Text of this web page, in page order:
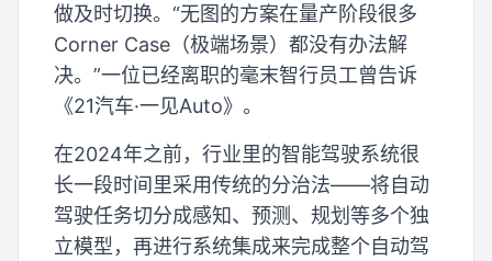
做及时切换。“无图的方案在量产阶段很多
Corner Case（极端场景）都没有办法解
决。”一位已经离职的毫末智行员工曾告诉
《21汽车·一见Auto》。
在2024年之前，行业里的智能驾驶系统很
长一段时间里采用传统的分治法——将自动
驾驶任务切分成感知、预测、规划等多个独
立模型，再进行系统集成来完成整个自动驾